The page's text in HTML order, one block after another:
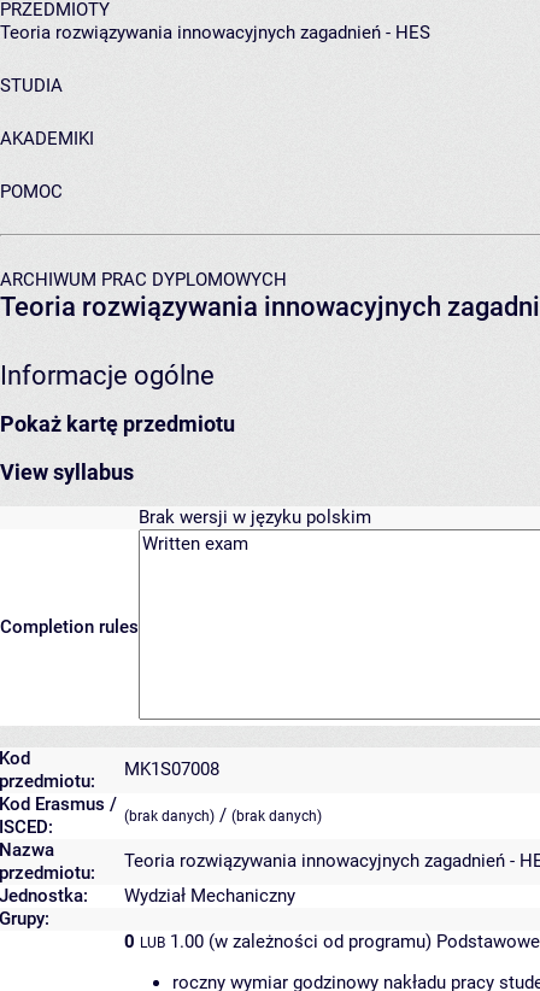
PRZEDMIOTY
Teoria rozwiązywania innowacyjnych zagadnień - HES
STUDIA
AKADEMIKI
POMOC
ARCHIWUM PRAC DYPLOMOWYCH
Teoria rozwiązywania innowacyjnych
Informacje ogólne
Pokaż kartę przedmiotu
View syllabus
Brak wersji w języku polskim
Completion rules
Kod
przedmiotu:
MK1S07008
Kod Erasmus /
ISCED:
(brak danych) / (brak danych)
Nazwa
przedmiotu:
Teoria rozwiązywania innowacyjnych zagadnień -
Jednostka:
Wydział Mechaniczny
Grupy:
0 LUB 1.00 (w zależności od programu)
roczny wymiar godzinowy nakładu pracy